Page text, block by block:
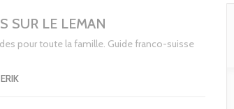
SUR LE LEMAN
pour toute la famille. Guide franco-suisse